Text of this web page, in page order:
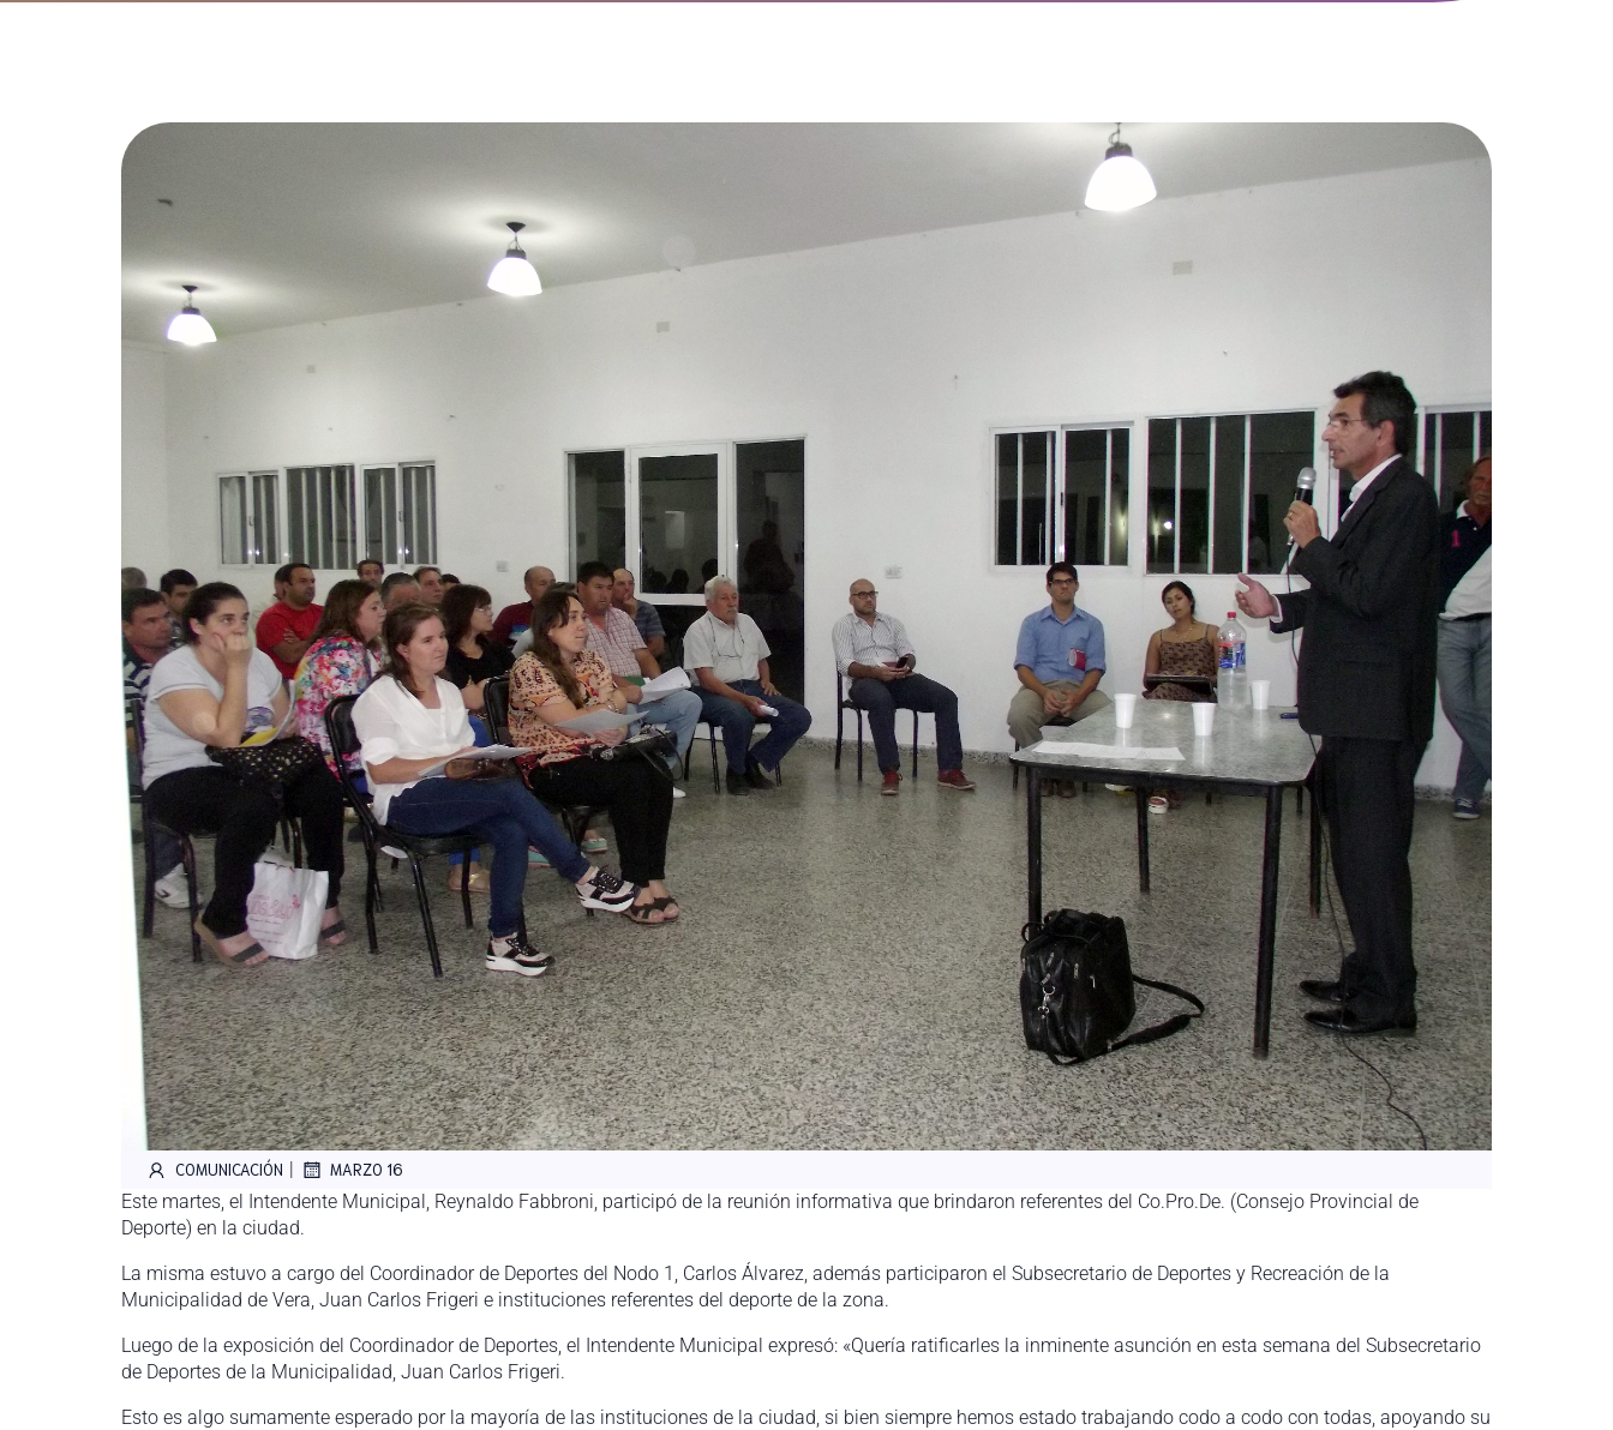
COMUNICACIÓN | MARZO 16
Este martes, el Intendente Municipal, Reynaldo Fabbroni, participó de la reunión informativa que brindaron referentes del Co.Pro.De. (Consejo Provincial de
Deporte) en la ciudad.
La misma estuvo a cargo del Coordinador de Deportes del Nodo 1, Carlos Álvarez, además participaron el Subsecretario de Deportes y Recreación de la
Municipalidad de Vera, Juan Carlos Frigeri e instituciones referentes del deporte de la zona.
Luego de la exposición del Coordinador de Deportes, el Intendente Municipal expresó: «Quería ratificarles la inminente asunción en esta semana del Subsecretario
de Deportes de la Municipalidad, Juan Carlos Frigeri.
Esto es algo sumamente esperado por la mayoría de las instituciones de la ciudad, si bien siempre hemos estado trabajando codo a codo con todas, apoyando su